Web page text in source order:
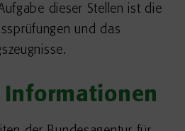
dieser Stellen ist die
und das